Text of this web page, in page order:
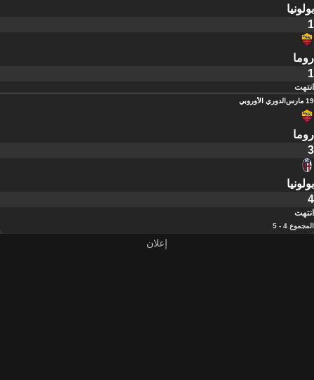
بولونيا
1
روما
1
انتهت
19 مارس الدوري الأوروبي
روما
3
بولونيا
4
انتهت
المجموع 4 - 5